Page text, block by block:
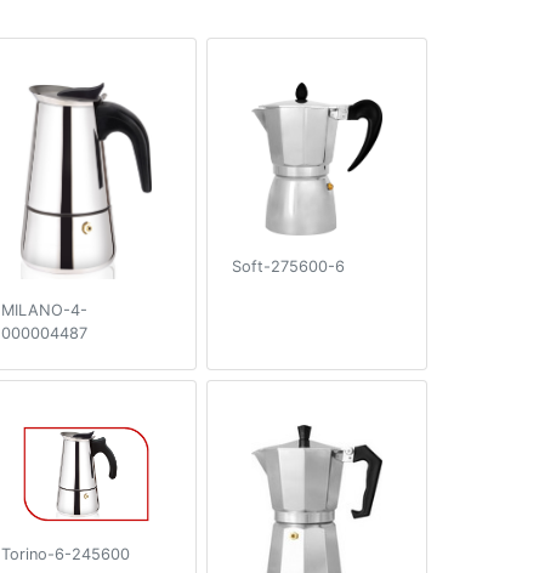
MILANO-4-
000004487
Soft-275600-6
Torino-6-245600